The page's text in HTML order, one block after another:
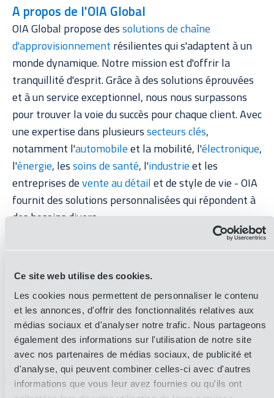
Ce site web utilise des cookies.
Les cookies nous permettent de personnaliser le contenu
et les annonces, d'offrir des fonctionnalités relatives aux
médias sociaux et d'analyser notre trafic. Nous partageons
également des informations sur l'utilisation de notre site
avec nos partenaires de médias sociaux, de publicité et
d'analyse, qui peuvent combiner celles-ci avec d'autres
informations que vous leur avez fournies ou qu'ils ont
A propos de l'OIA Global
OIA Global propose dessolutions de chaîne
d'approvisionnement résilientes qui s'adaptent à un
monde dynamique. Notre mission est d'offrir la
tranquillité d'esprit. Grâce à des solutions éprouvées
et à un service exceptionnel, nous nous surpassons
pour trouver la voie du succès pour chaque client. Avec
une expertise dans plusieurssecteurs clés,
notamment l'automobileet la mobilité, l'électronique,
l'énergie, lessoins de santé, l'industrieet les
entreprises devente au détailet de style de vie - OIA
fournit des solutions personnalisées qui répondent à
des besoins divers.
L'OIA va au-delà du transport pour offrir des services
innovantes, lagestion des matières premières
l'orchestration de la chaîne d'approvisionnement4PL
et plusieurssolutions technologiquesavancées.
Basée à Portland, Oregon, USA, OIA Global a été
fondée en 1988 et opère dans 29 pays, avec plus de
60 bureaux dans le monde. La société est détenue par
LDI, Ltd, un family office qui a plus d'un siècle